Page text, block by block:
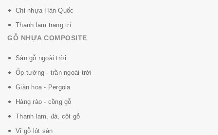
Chỉ nhựa Hàn Quốc
Thanh lam trang trí
GỖ NHỰA COMPOSITE
Sàn gỗ ngoài trời
Ốp tường - trần ngoài trời
Giàn hoa - Pergola
Hàng rào - cồng gỗ
Thanh lam, đà, cột gỗ
Vỉ gỗ lót sàn